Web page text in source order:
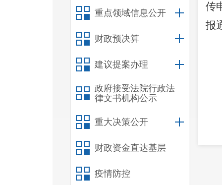
重点领域信息公开
财政预决算
建议提案办理
政府接受法院行政法
律文书机构公示
重大决策公开
财政资金直达基层
疫情防控
传
报